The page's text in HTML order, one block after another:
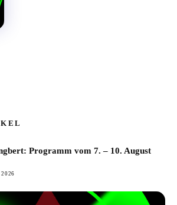
Programm vom 7. – 10. August